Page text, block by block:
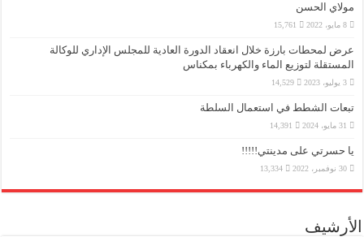
مولاي الحسن
8 مايو، 2022 15,761
عرض لمحطات بارزة خلال انعقاد الدورة العادية للمجلس الإداري للوكالة
المستقلة لتوزيع الماء والكهرباء بمكناس
3 يوليو، 2023 14,529
تبعات الشطط في استعمال السلطة
31 مايو، 2024 14,391
يا حسرتي على مدينتي!!!!!
30 نوفمبر، 2022 13,334
الأرشيف